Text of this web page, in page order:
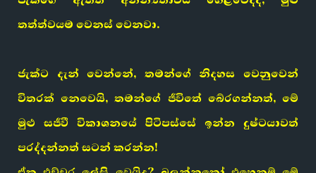
තත්ත්වයම වෙනස් වෙනවා.
ජැක්ට දැන් වෙන්නේ, තමන්ගේ නිදහස වෙනුවෙන්
විතරක් නෙවෙයි, තමන්ගේ ජීවිතේ බේරගන්නත්, මේ
මුළු සජීවී විකාශනයේ පිටිපස්සේ ඉන්න දුෂ්ටයාවත්
පරද්දන්නත් සටන් කරන්න!